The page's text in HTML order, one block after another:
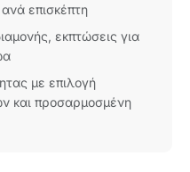
επισκέπτη
εκπτώσεις για
με επιλογή
και προσαρμοσμένη